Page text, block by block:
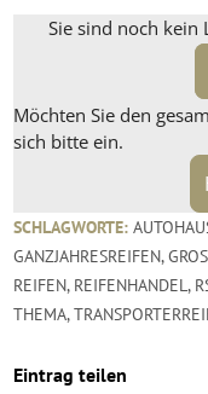
Sie sind noch kein
Möchten Sie den
sich bitte ein.
SCHLAGWORTE:
GANZJAHRESREIFEN,
REIFEN, REIFENHANDEL,
THEMA,
Eintrag teilen